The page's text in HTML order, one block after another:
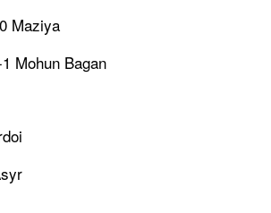
Maziya
Mohun Bagan